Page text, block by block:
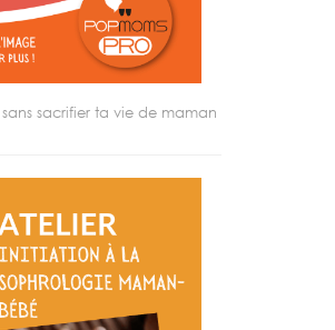
sacrifier ta vie de maman